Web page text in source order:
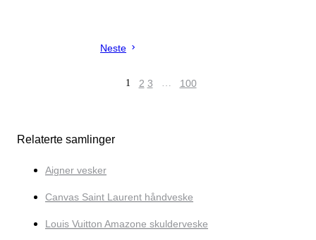
Neste
1 2 3 … 100
Relaterte samlinger
Aigner vesker
Canvas Saint Laurent håndveske
Louis Vuitton Amazone skulderveske